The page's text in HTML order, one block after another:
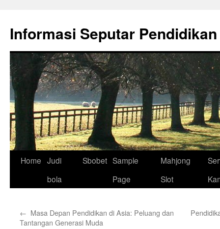
content
Informasi Seputar Pendidikan
Home Judi
bola
Sbobet Sample
Page
Mahjong
Slot
← Masa Depan Pendidikan di Asia: Peluang dan
Tantangan Generasi Muda